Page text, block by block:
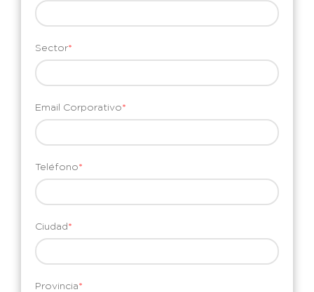
Sector*
Email Corporativo*
Teléfono*
Ciudad*
Provincia*